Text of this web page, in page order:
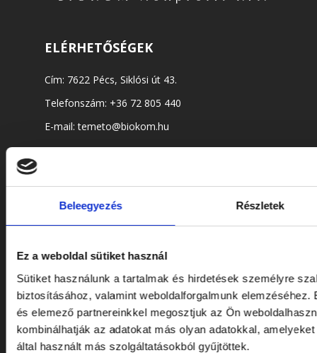
Beleegyezés Részletek
Ez a weboldal sütiket használ
Sütiket használunk a tartalmak és hirdetések személyre
biztosításához, valamint weboldalforgalmunk
és elemező partnereinkkel megosztjuk az Ön
kombinálhatják az adatokat más olyan adatokkal,
által használt más szolgáltatásokból gyűjtöttek.
ELÉRHETŐSÉGEK
Cím: 7622 Pécs, Siklósi út 43.
Telefonszám: +36 72 805 440
E-mail:temeto@biokom.hu
WEBSHOP
Virágok és koszorúk
Urnák
Koporsók
SZOLGÁLTATÁSOK